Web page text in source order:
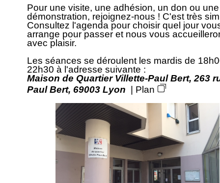
Pour une visite, une adhésion, un don ou une
démonstration, rejoignez-nous ! C'est très
Consultez l'agenda pour choisir quel jour
arrange pour passer et nous vous
avec plaisir.
Les séances se déroulent les mardis de
22h30 à l'adresse suivante :
Maison de Quartier Villette-Paul Bert, 263
Paul Bert, 69003 Lyon
Plan